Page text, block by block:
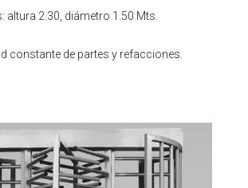
altura 2.30, diámetro 1.50 Mts.
constante de partes y refacciones.